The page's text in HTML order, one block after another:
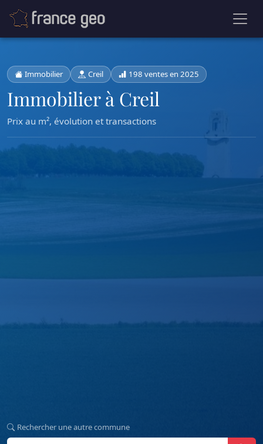
Immobilier Creil 198 ventes en 2025
Immobilier à Creil
Prix au m², évolution et transactions
Rechercher une autre commune